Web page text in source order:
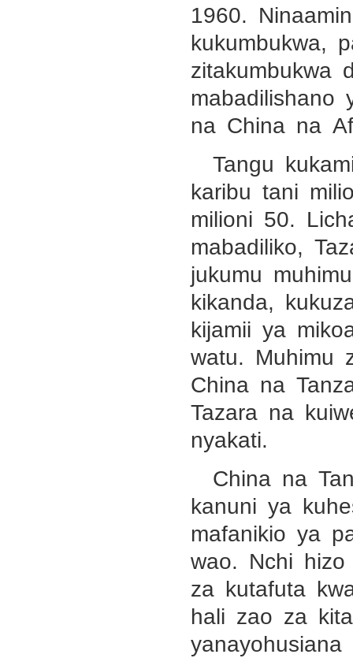
1960.
kukumbukwa,
zitakumbukwa
na China na
Tangu
karibu tani
milioni 50.
mabadiliko,
jukumu
kikanda,
kijamii ya
watu. Muhimu
China na
Tazara na
nyakati.
China na
kanuni ya
mafanikio ya
wao. Nchi
za kutafuta
hali zao za